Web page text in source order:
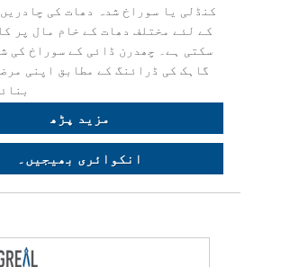
کنڈلی یا سوراخ شدہ دھات کی
کے لئے مختلف دھات کے خام مال پر
سکتی ہے۔ چھدرن ڈائی کے سوراخ کی
گاہک کی ڈرائنگ کے مطابق اپنی
مزید پڑھ
انکوائری بھیجیں۔